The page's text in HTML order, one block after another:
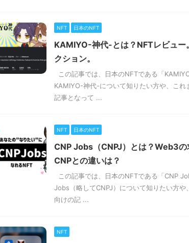
NFT 日本のNFT
KAMIYO-神代-とは？NFTレビュー
クション。
この記事では、日本のNFTである「
KAMIYO-神代-について知りたい方や、こ
記事となって ...
NFT 日本のNFT
CNP Jobs（CNPJ）とは？Web3の
CNPとの違いは？
この記事では、日本のNFTである「CNP
Jobs（略してCNPJ）について知りたい方
向けの記 ...
NFT